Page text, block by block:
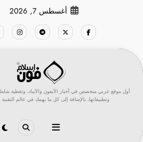
أغسطس 7, 2026
أول موقع عربي متخصص في أخبار الآيفون والآيباد، وتغطية
وتطبيقاتها، بالإضافة إلى كل ما يهمك في عالم التقنية